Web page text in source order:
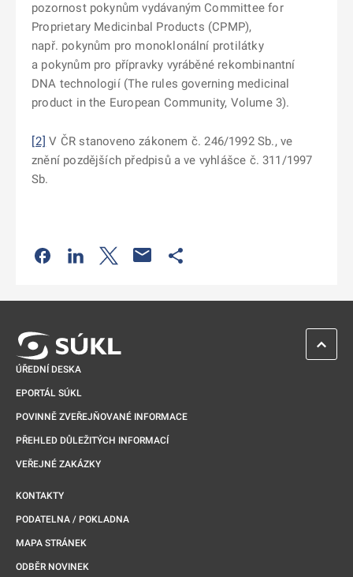
pozornost pokynům vydávaným Committee for
Proprietary Medicinbal Products (CPMP),
např. pokynům pro monoklonální protilátky
a pokynům pro přípravky vyráběné rekombinantní
DNA technologií (The rules governing medicinal
product in the European Community, Volume 3).
[2] V ČR stanoveno zákonem č. 246/1992 Sb., ve
znění pozdějších předpisů a ve vyhlášce č. 311/1997
Sb.
Odkaz se otevře na nové kartě
Odkaz se otevře na nové kartě
Odkaz se otevře na nové kartě
ÚŘEDNÍ DESKA
EPORTÁL SÚKL
POVINNĚ ZVEŘEJŇOVANÉ INFORMACE
PŘEHLED DŮLEŽITÝCH INFORMACÍ
VEŘEJNÉ ZAKÁZKY
KONTAKTY
PODATELNA / POKLADNA
MAPA STRÁNEK
ODBĚR NOVINEK
ZPĚT